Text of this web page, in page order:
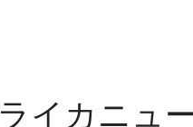
ライカニュ